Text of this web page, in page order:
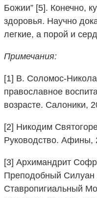
Божии” [5]. Конечно,
здоровья. Научно
легкие, а порой и
Примечания:
[1] В. Соломос-
православное
возрасте. Салоники,
[2] Никодим
Руководство. Афины,
[3] Архимандрит
Преподобный
Ставропигиальный